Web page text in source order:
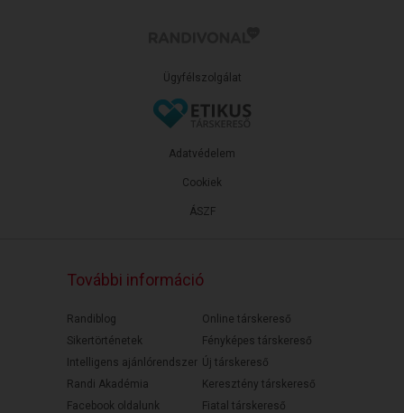
Ügyfélszolgálat
ÁSZF
Adatvédelem
Cookiek
További információ
Randiblog
Sikertörténetek
Intelligens ajánlórendszer
Randi Akadémia
Facebook oldalunk
Online társkereső
Fényképes társkereső
Új társkereső
Keresztény társkereső
Fiatal társkereső